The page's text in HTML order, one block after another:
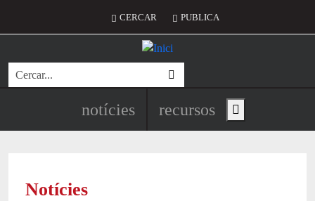
Menú del compte d'usuari
CERCAR PUBLICA
Cerca
Navegació principal de
notícies recursos Show main menu
Notícies